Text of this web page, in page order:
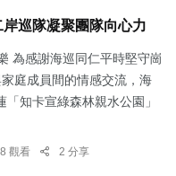
巡隊凝聚團隊向心力
為感謝海巡同仁平時堅守崗
庭成員間的情感交流，海
知卡宣綠森林親水公園」
觀看 2 分享